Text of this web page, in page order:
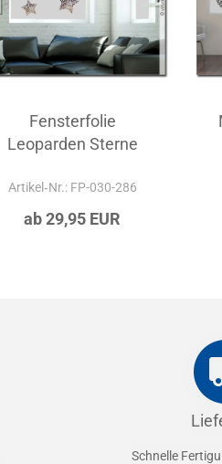
Fensterfolie
Leoparden Sterne
Artikel‑Nr.: FP-030-286
ab 29,95 EUR
Schnelle